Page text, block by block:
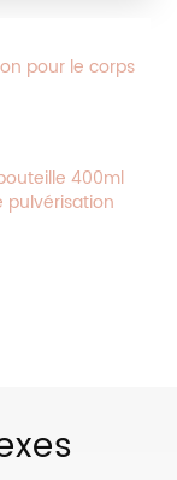
pour le corps
400ml
pulvérisation